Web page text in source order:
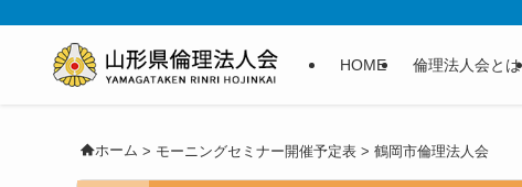
HOME 倫理法人会とは
ホーム > モーニングセミナー開催予定表 > 鶴岡市倫理法人会